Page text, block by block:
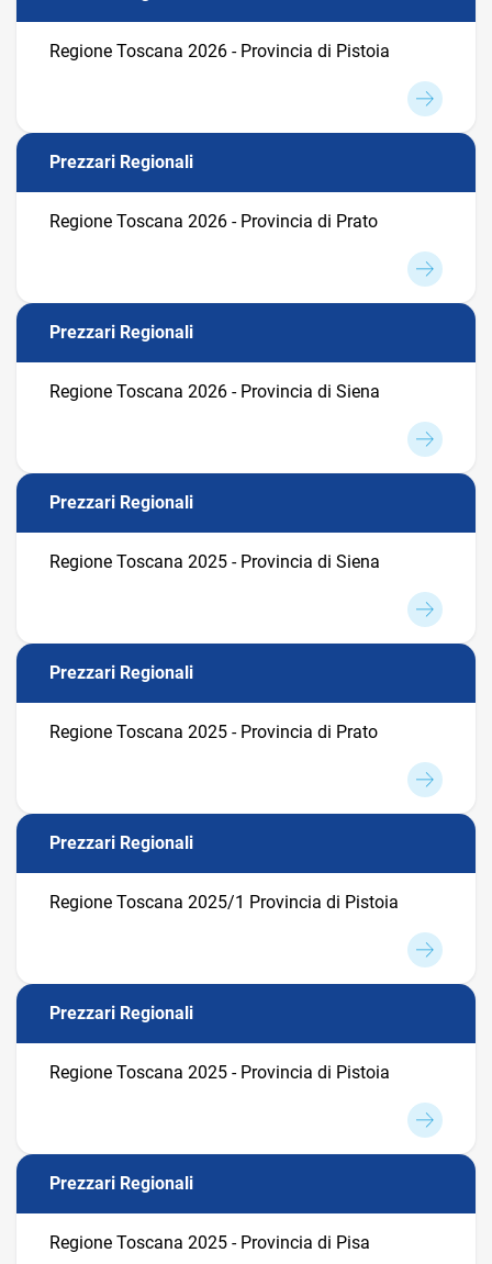
Regione Toscana 2026 - Provincia di Pistoia
Prezzari Regionali
Regione Toscana 2026 - Provincia di Prato
Prezzari Regionali
Regione Toscana 2026 - Provincia di Siena
Prezzari Regionali
Regione Toscana 2025 - Provincia di Siena
Prezzari Regionali
Regione Toscana 2025 - Provincia di Prato
Prezzari Regionali
Regione Toscana 2025/1 Provincia di Pistoia
Prezzari Regionali
Regione Toscana 2025 - Provincia di Pistoia
Prezzari Regionali
Regione Toscana 2025 - Provincia di Pisa